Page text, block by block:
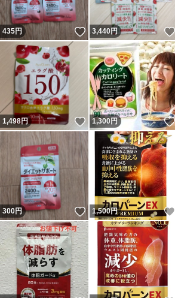
435円 いいね！
3,440円
1,498円 いいね！
1,300円
300円 いいね！
1,500円